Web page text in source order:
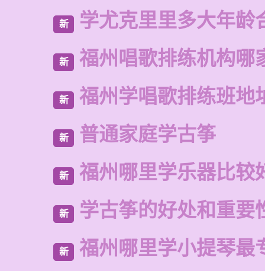
新 学尤克里里多大年龄
新 福州唱歌排练机构哪
新 福州学唱歌排练班地
新 普通家庭学古筝
新 福州哪里学乐器比较
新 学古筝的好处和重要
新 福州哪里学小提琴最